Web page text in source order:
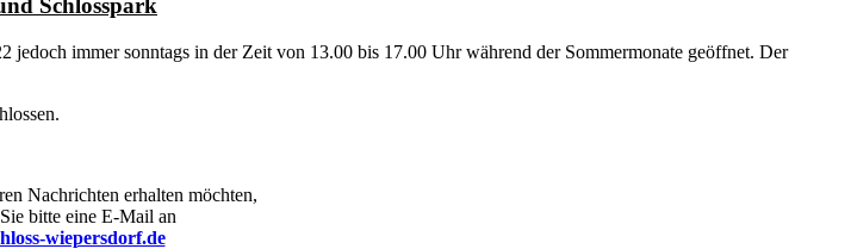
Schlosspark
immer sonntags in der Zeit von 13.00 bis 17.00 Uhr während der Sommermonate geöffnet. Der
Nachrichten erhalten möchten,
bitte eine E-Mail an
wiepersdorf.de